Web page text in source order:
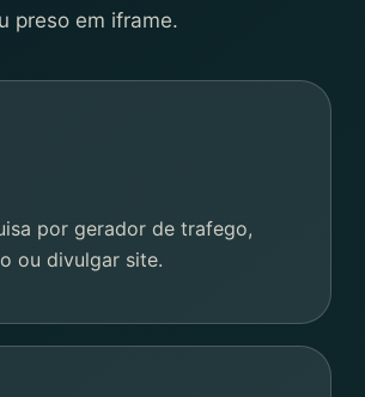
preso em iframe.
por gerador de trafego,
ou divulgar site.